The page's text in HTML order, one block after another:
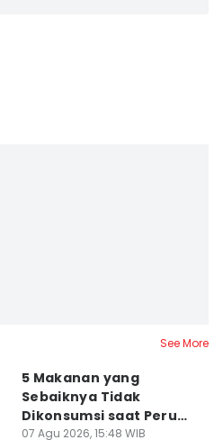
See More
5 Makanan yang
Sebaiknya Tidak
Dikonsumsi saat Perut
Kosong
07 Agu 2026, 15:48 WIB